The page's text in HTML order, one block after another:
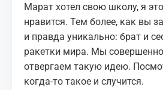
Марат хотел свою школу, я
нравится. Тем более, как вы
и правда уникально: брат и
ракетки мира. Мы
отвергаем такую идею.
когда-то такое и случится.